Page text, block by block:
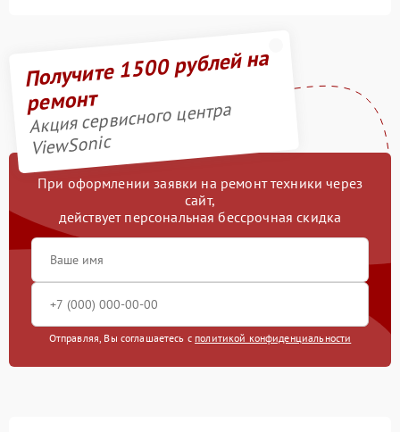
Получите 1500 рублей на
ремонт
Акция сервисного центра
ViewSonic
При оформлении заявки на ремонт техники через
сайт,
действует персональная бессрочная скидка
Отправляя, Вы соглашаетесь с политикой конфиденциальности